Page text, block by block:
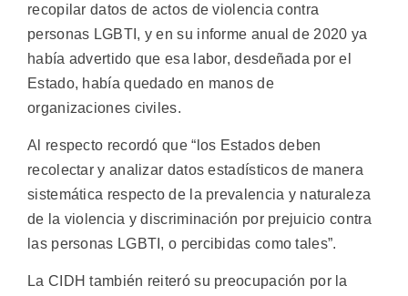
recopilar datos de actos de violencia contra
personas LGBTI, y en su informe anual de 2020 ya
había advertido que esa labor, desdeñada por el
Estado, había quedado en manos de
organizaciones civiles.
Al respecto recordó que “los Estados deben
recolectar y analizar datos estadísticos de manera
sistemática respecto de la prevalencia y naturaleza
de la violencia y discriminación por prejuicio contra
las personas LGBTI, o percibidas como tales”.
La CIDH también reiteró su preocupación por la